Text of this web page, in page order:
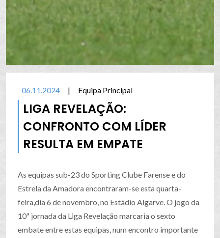
06.11.2024 | Equipa Principal
LIGA REVELAÇÃO:
CONFRONTO COM LÍDER
RESULTA EM EMPATE
As equipas sub-23 do Sporting Clube Farense e do
Estrela da Amadora encontraram-se esta quarta-
feira,dia 6 de novembro, no Estádio Algarve. O jogo da
10ª jornada da Liga Revelação marcaria o sexto
embate entre estas equipas, num encontro importante